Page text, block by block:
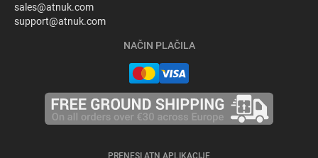
sales@atnuk.com
support@atnuk.com
NAČIN PLAČILA
PRENESI ATN APLIKACIJE